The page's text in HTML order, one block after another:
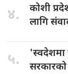
४. कोशी
लागि
५. 'स्वदेशमा
सरकारको